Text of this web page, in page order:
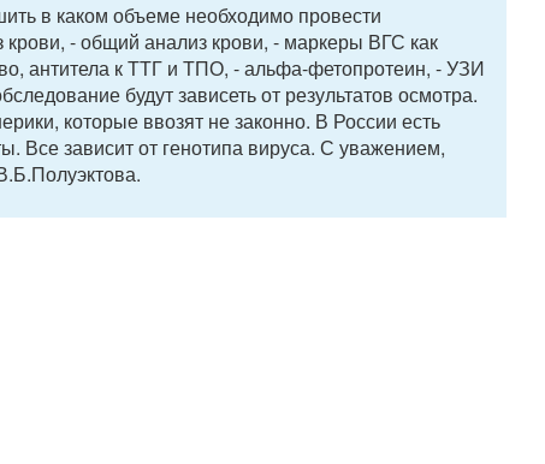
в каком объеме необходимо провести
крови, - общий анализ крови, - маркеры ВГС как
антитела к ТТГ и ТПО, - альфа-фетопротеин, - УЗИ
будут зависеть от результатов осмотра.
которые ввозят не законно. В России есть
Все зависит от генотипа вируса. С уважением,